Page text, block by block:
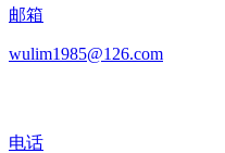
邮箱
wulim1985@126.com
电话